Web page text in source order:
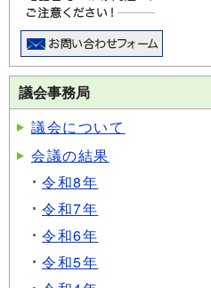
議会事務局
議会について
会議の結果
令和8年
令和7年
令和6年
令和5年